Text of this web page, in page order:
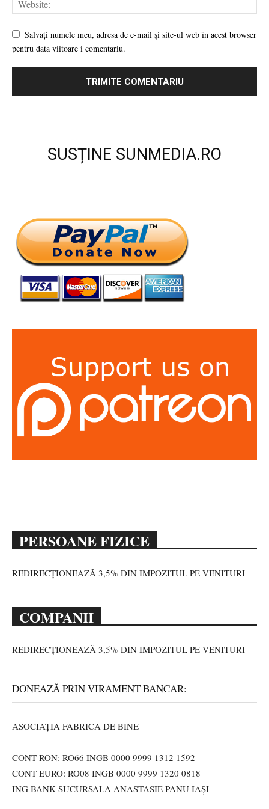
Salvați numele meu, adresa de e-mail și site-ul web în acest browser
pentru data viitoare i comentariu.
SUSȚINE SUNMEDIA.RO
PERSOANE FIZICE
REDIRECȚIONEAZĂ 3,5% DIN IMPOZITUL PE VENITURI
COMPANII
REDIRECȚIONEAZĂ 3,5% DIN IMPOZITUL PE VENITURI
DONEAZĂ PRIN VIRAMENT BANCAR:
ASOCIAȚIA FABRICA DE BINE
CONT RON: RO66 INGB 0000 9999 1312 1592
CONT EURO: RO08 INGB 0000 9999 1320 0818
ING BANK SUCURSALA ANASTASIE PANU IAȘI